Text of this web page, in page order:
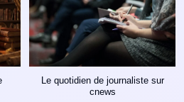
Le quotidien de journaliste sur
cnews